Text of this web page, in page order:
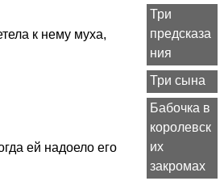
Три
предсказа
ния
Три сына
Бабочка в
королевск
их
закромах
к нему муха,
ей надоело его